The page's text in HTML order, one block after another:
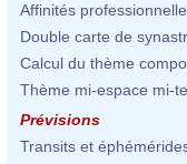
Affinités
Double carte de
Calcul du thème
Thème mi-espace mi-
Prévisions
Transits et